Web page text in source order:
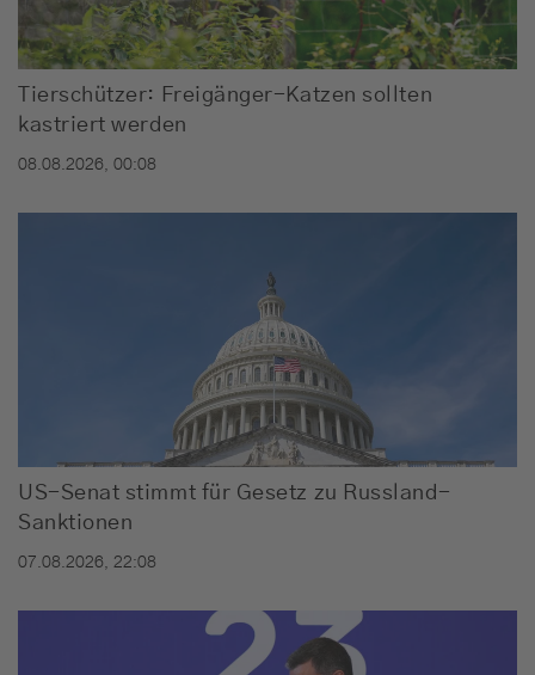
Tierschützer: Freigänger-Katzen sollten
kastriert werden
08.08.2026, 00:08
US-Senat stimmt für Gesetz zu Russland-
Sanktionen
07.08.2026, 22:08